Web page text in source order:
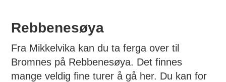
Rebbenesøya
Fra Mikkelvika kan du ta ferga over til
Bromnes på Rebbenesøya. Det finnes
mange veldig fine turer å gå her. Du kan for